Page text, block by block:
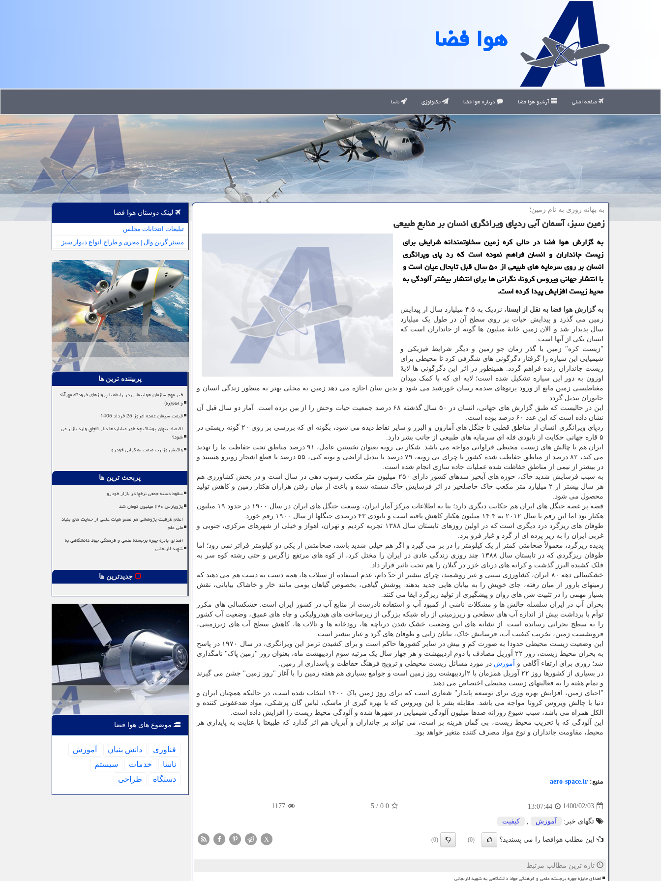
هوا فضا
صفحه اصلی آرشیو هوا فضا درباره هوا فضا تکنولوژی ناسا
به بهانه روزی به نام زمین؛
زمین سبز، آسمان آبی ردپای ویرانگری انسان بر منابع طبیعی
به گزارش هوا فضا در حالی کره زمین سخاوتمندانه شرایطی برای
زیست جانداران و انسان فراهم نموده است که رد پای ویرانگری
انسان بر روی سرمایه‎ های طبیعی از ۵۰ سال قبل تابحال عیان است و
با انتشار جهانی ویروس کرونا، نگرانی ها برای انتشار بیشتر آلودگی به
محیط زیست افزایش پیدا کرده است.
به گزارش هوا فضا به نقل از ایسنا
، نزدیک به ۴.۵ میلیارد سال از پیدایش
زمین می گذرد و پیدایش حیات بر روی سطح آن در طول یک میلیارد
سال پدیدار شد و الان زمین خانهٔ میلیون ها گونه از جانداران است که
انسان یکی از آنها است.
"زیست کره" زمین با گذر زمان جو زمین و دیگر شرایط فیزیکی و
شیمیایی این سیاره را گرفتار دگرگونی های شگرفی کرد تا محیطی برای
زیست جانداران زنده فراهم گردد. همینطور در اثر این دگرگونی ها لایهٔ
اوزون به دور این سیاره تشکیل شده است؛ لایه ای که با کمک میدان
مغناطیسی زمین مانع از ورود پرتوهای صدمه رسان خورشید می شود و بدین سان اجازه می دهد زمین به محلی بهتر به منظور زندگی انسان و
جانوران تبدیل گردد.
این در حالیست که طبق گزارش های جهانی، انسان در ۵۰ سال گذشته ۶۸ درصد جمعیت حیات وحش را از بین برده است. آمار دو سال قبل آن
نشان داده است که این عدد ۶۰ درصد بوده است.
ردپای ویرانگری انسان از مناطق قطبی تا جنگل های آمازون و البرز و سایر نقاط دیده می شود، بگونه ای که بررسی بر روی ۲۰ گونه زیستی در
۵ قاره جهانی حکایت از نابودی فله ای سرمایه های طبیعی از جانب بشر دارد.
ایران هم با چالش های زیست محیطی فراوانی مواجه می باشد. شکار بی رویه بعنوان نخستین عامل، ۹۱ درصد مناطق تحت حفاظت ما را تهدید
می کند، ۸۲ درصد از مناطق حفاظت شده کشور با چرای بی رویه، ۷۹ درصد با تبدیل اراضی و بوته کنی، ۵۵ درصد با قطع اشجار روبرو هستند و
در بیشتر از نیمی از مناطق حفاظت شده عملیات جاده سازی انجام شده است.
به سبب فرسایش شدید خاک، حوزه های آبخیز سدهای کشور دارای ۲۵۰ میلیون متر مکعب رسوب دهی در سال است و در بخش کشاورزی هم
هر سال بیشتر از ۲ میلیارد متر مکعب خاک حاصلخیز در اثر فرسایش خاک شسته شده و باعث از میان رفتن هزاران هکتار زمین و کاهش تولید
محصول می شود.
قصه پر غصه جنگل های ایران هم حکایت دیگری دارد؛ بنا به اطلاعات مرکز آمار ایران، وسعت جنگل های ایران در سال ۱۹۰۰ در حدود ۱۹ میلیون
هکتار بود اما این رقم تا سال ۲۰۱۲ به ۱۴.۴ میلیون هکتار کاهش یافته است و نابودی ۴۳ درصدی جنگلها از سال ۱۹۰۰ رقم خورد.
طوفان های ریزگرد درد دیگری است که در اولین روزهای تابستان سال ۱۳۸۸ تجربه کردیم و تهران، اهواز و خیلی از شهرهای مرکزی، جنوبی و
غربی ایران را به زیر پرده ای از گرد و غبار فرو برد.
پدیده ریزگرد، معمولاً ضخامتی کمتر از یک کیلومتر را در بر می گیرد و اگر هم خیلی شدید باشد، ضخامتش از یکی دو کیلومتر فراتر نمی رود؛ اما
طوفان ریزگردی که در تابستان سال ۱۳۸۸ چند روزی زندگی عادی در ایران را مختل کرد، از کوه های مرتفع زاگرس و حتی رشته کوه سر به
فلک کشیده البرز گذشت و کرانه های دریای خزر در گیلان را هم تحت تاثیر قرار داد.
خشکسالی دهه ۸۰ ایران، کشاورزی سنتی و غیر روشمند، چرای بیشتر از حدّ دام، عدم استفاده از سیلاب ها، همه دست به دست هم می دهند که
زمینهای بارور از میان رفته، جای خویش را به بیابان هایی جدید بدهند. پوشش گیاهی، بخصوص گیاهان بومی مانند خار و خاشاک بیابانی، نقش
بسیار مهمی را در تثبیت شن های روان و پیشگیری از تولید ریزگرد ایفا می کنند.
بحران آب در ایران سلسله چالش ها و مشکلات ناشی از کمبود آب و استفاده نادرست از منابع آب در کشور ایران است. خشکسالی های مکرر
توأم با برداشت بیش از اندازه آب های سطحی و زیرزمینی از راه شبکه بزرگی از زیرساخت های هیدرولیکی و چاه های عمیق، وضعیت آب کشور
را به سطح بحرانی رسانده است. از نشانه های این وضعیت خشک شدن دریاچه ها، رودخانه ها و تالاب ها، کاهش سطح آب های زیرزمینی،
فرونشست زمین، تخریب کیفیت آب، فرسایش خاک، بیابان زایی و طوفان های گرد و غبار بیشتر است.
این وضعیت زیست محیطی حدودا به صورت کم و بیش در سایر کشورها حاکم است و برای کشیدن ترمز این ویرانگری، در سال ۱۹۷۰ در پاسخ
به بحران محیط زیست، روز ۲۲ آوریل مصادف با دوم اردیبهشت و هر چهار سال یک مرتبه سوم اردیبهشت ماه، بعنوان روز "زمین پاک" نامگذاری
شد؛ روزی برای ارتقاء آگاهی و
آموزش در مورد مسائل زیست محیطی و ترویج فرهنگ حفاظت و پاسداری از زمین.
در بسیاری از کشورها روز ۲۲ آوریل همزمان با ۲اردیبهشت روز زمین است و جوامع بسیاری هم هفته زمین را با آغاز "روز زمین" جشن می گیرند
و تمام هفته را به فعالیتهای زیست محیطی اختصاص می دهند.
"احیای زمین، افزایش بهره وری برای توسعه پایدار" شعاری است که برای روز زمین پاک ۱۴۰۰ انتخاب شده است، در حالیکه همچنان ایران و
دنیا با چالش ویروس کرونا مواجه می باشد. مقابله بشر با این ویروس که با بهره گیری از ماسک، لباس گان پزشکی، مواد ضدعفونی کننده و
الکل همراه می باشد، سبب شیوع روزانه صدها میلیون آلودگی شیمیایی در شهرها شده و آلودگی محیط زیست را افزایش داده است.
این آلودگی که با تخریب محیط زیست، بی گمان هزینه بر است، می تواند بر جانداران و آبزیان هم اثر گذارد که طبیعتا با عنایت به پایداری هر
محیط، مقاومت جانداران و نوع مواد مصرف کننده متغیر خواهد بود.
منبع: aero-space.ir
1400/02/03
13:07:44
0.0
/
5
1177
تگهای خبر: آموزش كیفیت
این مطلب هوافضا را می پسندید؟ (0)
(0)
X
تازه ترین مطالب مرتبط
اهدای جایزه چهره برجسته علمی و فرهنگی جهاد دانشگاهی به شهید لاریجانی
لینک دوستان هوا فضا
تبلیغات انتخابات مجلس
مستر گرین وال | مجری و طراح انواع دیوار سبز
پربیننده ترین ها
خبر مهم سازمان هواپیمایی در رابطه با پروازهای فرودگاه مهرآباد
و امام(ره)
قیمت سیمان عمده امروز 25 خرداد 1405
اقتصاد پنهان پوشاک چه طور میلیاردها دلار قاچاق وارد بازار می
شود؟
واکنش وزارت صمت به گرانی خودرو
پربحث ترین ها
سقوط دسته جمعی نرخها در بازار خودرو
پژوپارس ۶۴۰ میلیون تومان شد
اعلام ظرفیت پژوهشی هر عضو هیات علمی از حمایت های بنیاد
ملی علم
اهدای جایزه چهره برجسته علمی و فرهنگی جهاد دانشگاهی به
شهید لاریجانی
جدیدترین ها
موضوع های هوا فضا
فناوری دانش بنیان
آموزش
ناسا
خدمات
سیستم
دستگاه
طراحی